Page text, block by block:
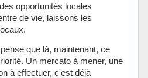
opportunités locales
de vie, laissons les
que là, maintenant, ce
Un mercato à mener, une
à effectuer, c'est déjà